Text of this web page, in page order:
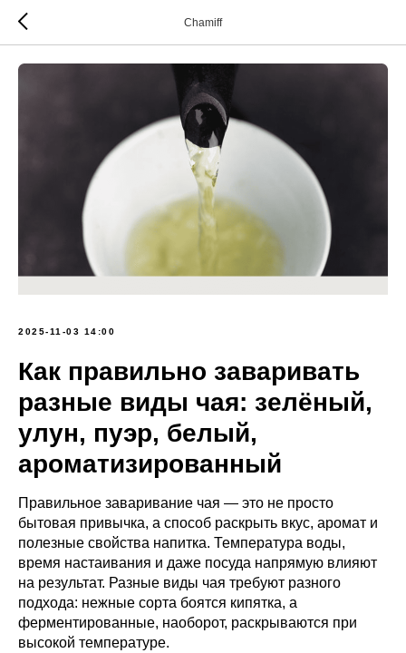
Chamiff
2025-11-03 14:00
Как правильно заваривать
разные виды чая: зелёный,
улун, пуэр, белый,
ароматизированный
Правильное заваривание чая — это не просто
бытовая привычка, а способ раскрыть вкус, аромат и
полезные свойства напитка. Температура воды,
время настаивания и даже посуда напрямую влияют
на результат. Разные виды чая требуют разного
подхода: нежные сорта боятся кипятка, а
ферментированные, наоборот, раскрываются при
высокой температуре.